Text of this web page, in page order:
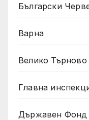
Български
Варна
Велико
Главна
Държавен Фонд